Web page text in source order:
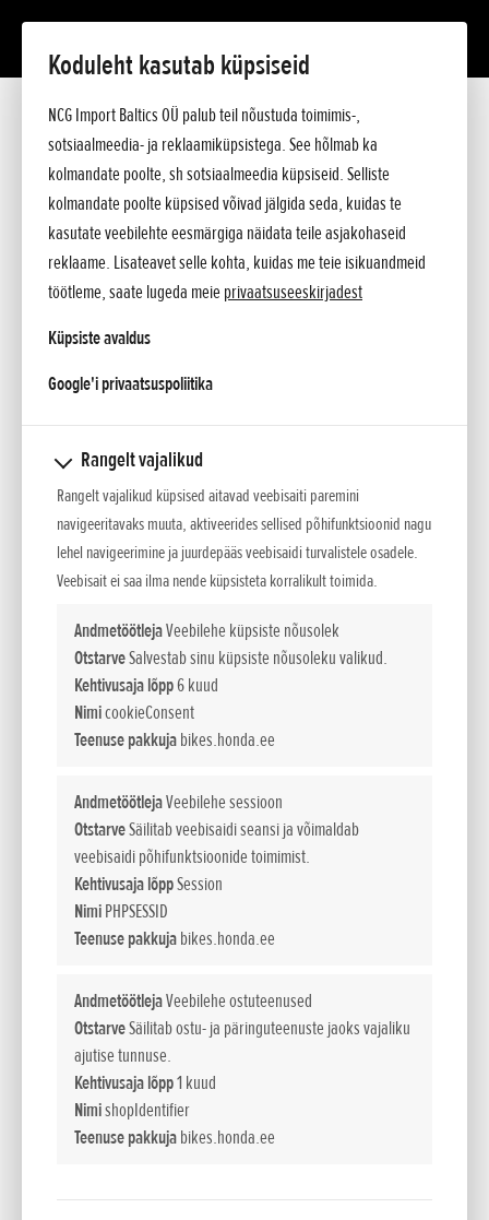
Koduleht kasutab küpsiseid
NCG Import Baltics OÜ palub teil nõustuda toimimis-,
sotsiaalmeedia- ja reklaamiküpsistega. See hõlmab ka
kolmandate poolte, sh sotsiaalmeedia küpsiseid. Selliste
kolmandate poolte küpsised võivad jälgida seda, kuidas te
kasutate veebilehte eesmärgiga näidata teile asjakohaseid
reklaame. Lisateavet selle kohta, kuidas me teie isikuandmeid
töötleme, saate lugeda meieprivaatsuseeskirjadest
Küpsiste avaldus
Google'i privaatsuspoliitikaopens in a new tab
Rangelt vajalikud
Rangelt vajalikud küpsised aitavad veebisaiti paremini
navigeeritavaks muuta, aktiveerides sellised põhifunktsioonid nagu
lehel navigeerimine ja juurdepääs veebisaidi turvalistele osadele.
Veebisait ei saa ilma nende küpsisteta korralikult toimida.
AndmetöötlejaVeebilehe küpsiste nõusolek
OtstarveSalvestab sinu küpsiste nõusoleku valikud.
Kehtivusaja lõpp6 kuud
NimicookieConsent
Teenuse pakkujabikes.honda.ee
AndmetöötlejaVeebilehe sessioon
OtstarveSäilitab veebisaidi seansi ja võimaldab
veebisaidi põhifunktsioonide toimimist.
Kehtivusaja lõppSession
NimiPHPSESSID
Teenuse pakkujabikes.honda.ee
AndmetöötlejaVeebilehe ostuteenused
OtstarveSäilitab ostu- ja päringuteenuste jaoks vajaliku
ajutise tunnuse.
Kehtivusaja lõpp1 kuud
NimishopIdentifier
Teenuse pakkujabikes.honda.ee
Honda alustab Brasiilias flex-fuel-tüüpi
mootoriga mootorrataste CG150 TITAN Mix müüki
Lisatud 31.03.2009
Moto Honda da Amazonia Ltda. (HDA), Honda tütarettevõte Brasiilias,
alustas flex-fuel-tüüpi mootoriga CG150 TITAN MIXi müüki 2009. aasta
Honda avab ametlikud motokeskused Eestis
Lisatud 03.11.2008
03.11. 2008 - Honda avab ametlikud motokeskused Eestis. Honda alustab